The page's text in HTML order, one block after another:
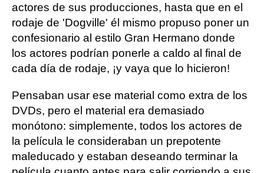
actores de sus producciones, hasta que en el
rodaje de 'Dogville' él mismo propuso poner un
confesionario al estilo Gran Hermano donde
los actores podrían ponerle a caldo al final de
cada día de rodaje, ¡y vaya que lo hicieron!
Pensaban usar ese material como extra de los
DVDs, pero el material era demasiado
monótono: simplemente, todos los actores de
la película le consideraban un prepotente
maleducado y estaban deseando terminar la